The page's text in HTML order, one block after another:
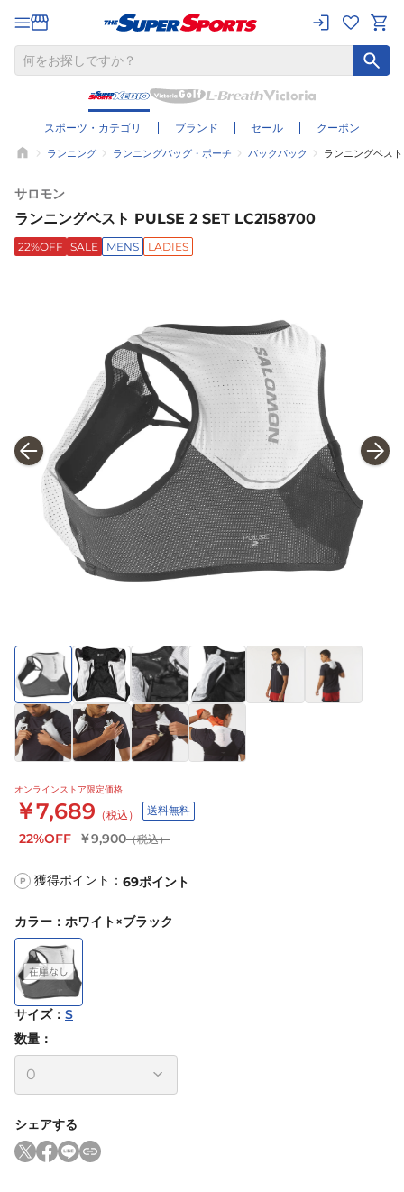
スポーツ・カテゴリ ブランド セール クーポン
ランニング ランニングバッグ・ポーチ バックパック ランニングベス
サロモン
ランニングベスト PULSE 2 SET LC2158700
22%OFF SALE MENS LADIES
オンラインストア限定価格
￥7,689 （税込） 送料無料
22%OFF ￥9,900（税込）
P 獲得ポイント： 69ポイント
カラー ： ホワイト×ブラック
サイズ： S
数量：
シェアする